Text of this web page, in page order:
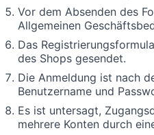
Vor dem Absenden des
Allgemeinen
Das
des Shops gesendet.
Die Anmeldung ist nach
Benutzername und
Es ist untersagt,
mehrere Konten durch